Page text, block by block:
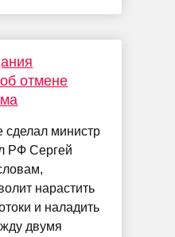
отмене
сделал министр
РФ Сергей
нарастить
и наладить
двумя